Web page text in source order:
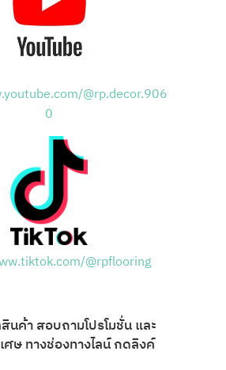
@rp.decor.906
0
@rpflooring
นค้า สอบถามโปรโมชั่น และ
ศษ ทางช่องทางไลน์ กดลิงค์